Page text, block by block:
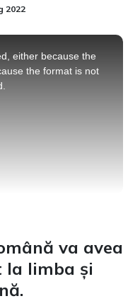
2022
either because the
the format is not
va avea
la limba și